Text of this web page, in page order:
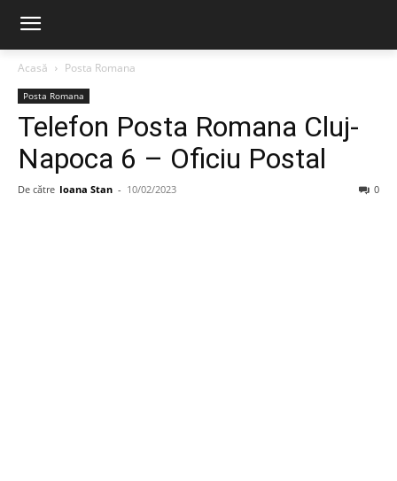
Acasă Posta Romana
Posta Romana
Telefon Posta Romana Cluj-
Napoca 6 – Oficiu Postal
De către Ioana Stan - 10/02/2023 0